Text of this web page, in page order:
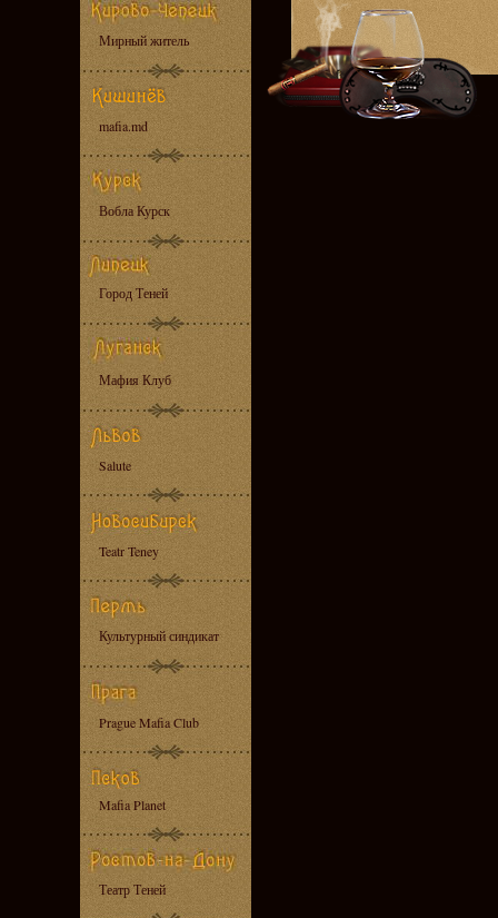
Мирный житель
mafia.md
Вобла Курск
Город Теней
Мафия Клуб
Salute
Teatr Teney
Культурный синдикат
Prague Mafia Club
Mafia Planet
Театр Теней